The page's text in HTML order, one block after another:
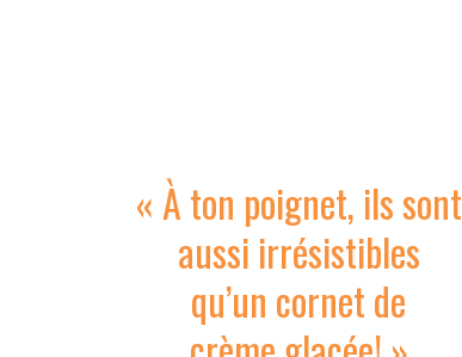
« À ton poignet, ils sont
aussi irrésistibles
qu’un cornet de